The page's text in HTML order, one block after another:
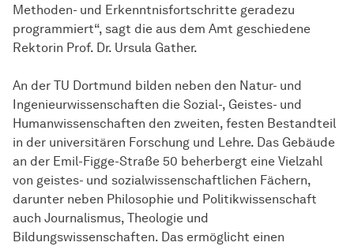
Methoden- und Erkenntnisfortschritte geradezu
programmiert“, sagt die aus dem Amt geschiedene
Rektorin Prof. Dr. Ursula Gather.
An der TU Dortmund bilden neben den Natur- und
Ingenieurwissenschaften die Sozial-, Geistes- und
Humanwissenschaften den zweiten, festen Bestandteil
in der universitären Forschung und Lehre. Das Gebäude
an der Emil-Figge-Straße 50 beherbergt eine Vielzahl
von geistes- und sozialwissenschaftlichen Fächern,
darunter neben Philosophie und Politikwissenschaft
auch Journalismus, Theologie und
Bildungswissenschaften. Das ermöglicht einen